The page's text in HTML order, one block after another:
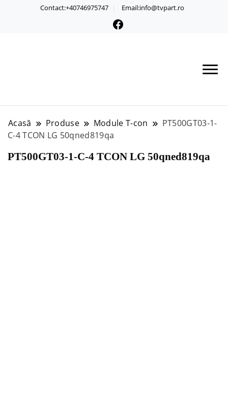
Contact:+40746975747 Email:info@tvpart.ro
Acasă Produse Module T-con
PT500GT03-1-
C-4 TCON LG 50qned819qa
PT500GT03-1-C-4 TCON LG 50qned819qa